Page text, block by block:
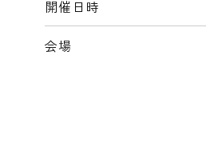
開催日時
会場